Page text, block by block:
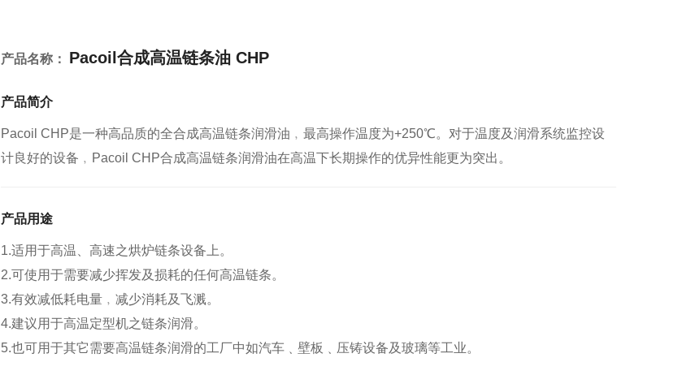
产品名称： Pacoil合成高温链条油 CHP
产品简介
Pacoil CHP是一种高品质的全合成高温链条润滑油﹐最高操作温度为+250℃。对于温度及润滑系统监控设
计良好的设备﹐Pacoil CHP合成高温链条润滑油在高温下长期操作的优异性能更为突出。
产品用途
1.适用于高温、高速之烘炉链条设备上。
2.可使用于需要减少挥发及损耗的任何高温链条。
3.有效减低耗电量﹐减少消耗及飞溅。
4.建议用于高温定型机之链条润滑。
5.也可用于其它需要高温链条润滑的工厂中如汽车﹑壁板﹑压铸设备及玻璃等工业。